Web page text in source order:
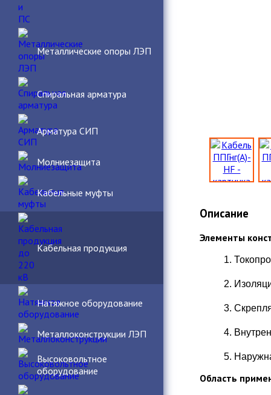
Металлические опоры ЛЭП
Спиральная арматура
Арматура СИП
Молниезащита
Кабельные муфты
Кабельная продукция
Натяжное оборудование
Металлоконструкции ЛЭП
Высоковольтное
оборудование
Описание
Элементы
1.
2.
3.
4.
5.
Область